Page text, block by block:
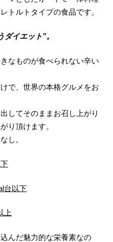
トルトタイプの食品です。
イエット”。
なものが食べられない辛い
で、世界の本格グルメをお
してそのままお召し上がり
り頂けます。
し。
台以下
上
んだ魅力的な栄養素なの